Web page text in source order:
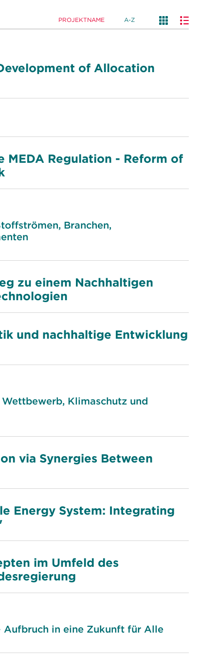
PROJEKTNAME A-Z
of Allocation
MEDA Regulation - Reform of
Branchen,
zu einem Nachhaltigen
und nachhaltige Entwicklung
Klimaschutz und
via Synergies Between
Energy System: Integrating
im Umfeld des
in eine Zukunft für Alle